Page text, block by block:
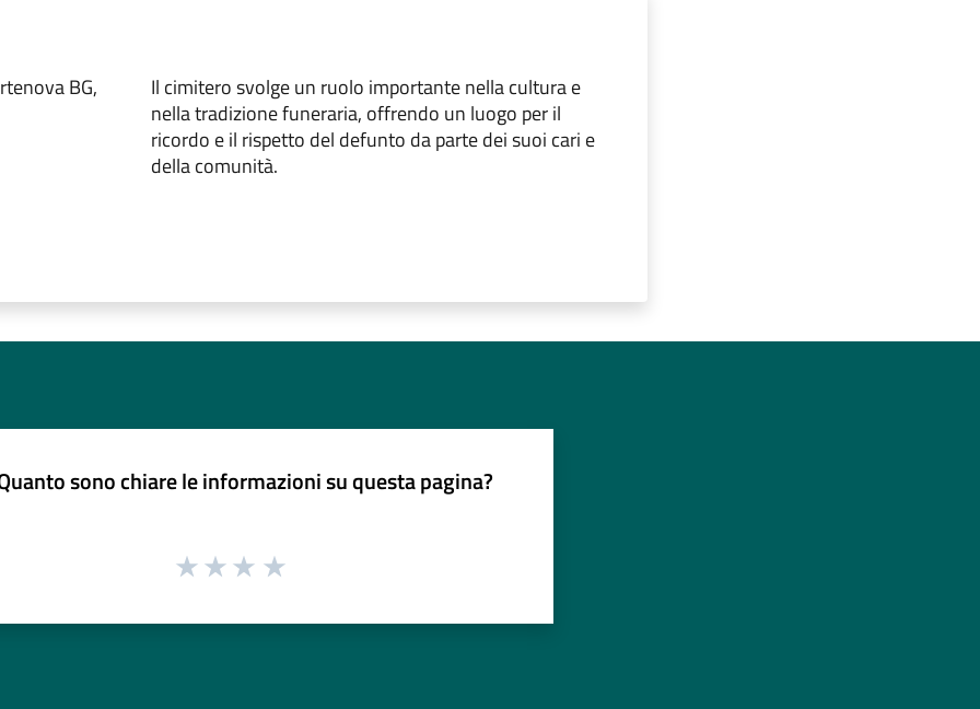
BG,
Il cimitero svolge un ruolo importante nella cultura e
nella tradizione funeraria, offrendo un luogo per il
ricordo e il rispetto del defunto da parte dei suoi cari e
della comunità.
sono chiare le informazioni su questa pagina?